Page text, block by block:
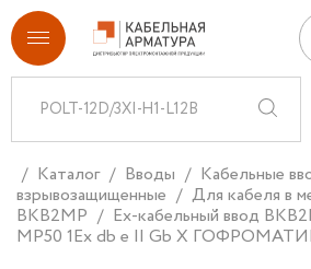
Каталог Вводы
Кабельные
взрывозащищенные
Для кабеля в
ВКВ2МР
Ех-кабельный ввод
МР50 1Ex db e II Gb X